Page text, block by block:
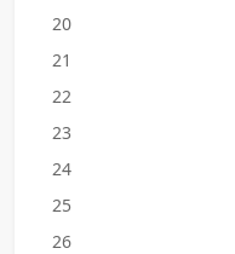
20
21
22
23
24
25
26